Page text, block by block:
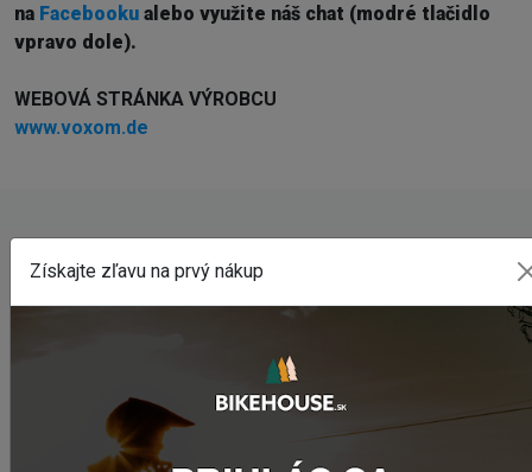
na Facebooku alebo využite náš chat (modré tlačidlo
vpravo dole).
WEBOVÁ STRÁNKA VÝROBCU
www.voxom.de
POSLEDNÉ PRIDANÉ PRODUKTY
Zimušné Rukavice CHROMAG SIGNAL
44,95 €
Získajte zľavu na prvý nákup